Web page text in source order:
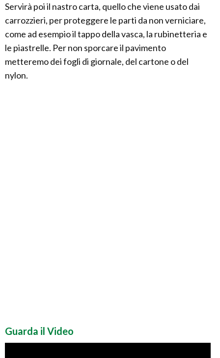
Servirà poi il nastro carta, quello che viene usato dai
carrozzieri, per proteggere le parti da non verniciare,
come ad esempio il tappo della vasca, la rubinetteria e
le piastrelle. Per non sporcare il pavimento
metteremo dei fogli di giornale, del cartone o del
nylon.
Guarda il Video